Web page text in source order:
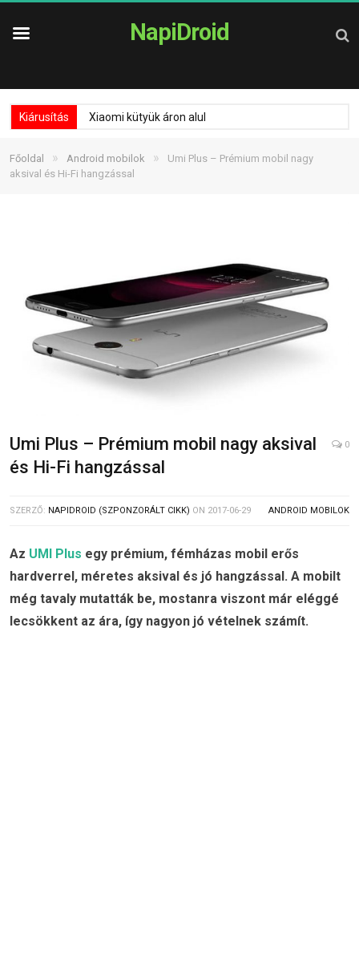
NapiDroid
Kiárusítás Xiaomi kütyük áron alul
Főoldal » Android mobilok »
Umi Plus – Prémium mobil nagy
aksival és Hi-Fi hangzással
Umi Plus – Prémium mobil nagy aksival
és Hi-Fi hangzással
0
SZERZŐ: NAPIDROID (SZPONZORÁLT CIKK) ON 2017-06-29 ANDROID MOBILOK
Az UMI Plus egy prémium, fémházas mobil erős
hardverrel, méretes aksival és jó hangzással. A mobilt
még tavaly mutatták be, mostanra viszont már eléggé
lecsökkent az ára, így nagyon jó vételnek számít.